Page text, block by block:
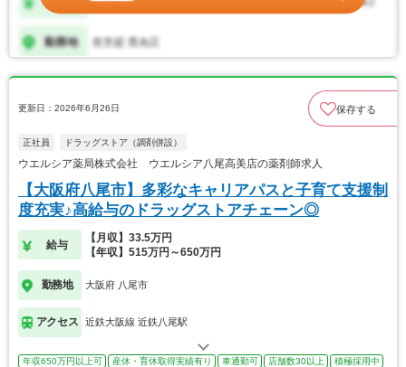
更新日：2026年6月26日 保存する
正社員 ドラッグストア（調剤併設）
ウエルシア薬局株式会社 ウエルシア八尾高美店の薬剤師求人
【大阪府八尾市】多彩なキャリアパスと子育て支援制
度充実♪高給与のドラッグストアチェーン◎
給与
【月収】33.5万円
【年収】515万円～650万円
勤務地 大阪府 八尾市
アクセス 近鉄大阪線 近鉄八尾駅
年収650万円以上可 産休・育休取得実績有り 車通勤可 店舗数30以上
積極採用中